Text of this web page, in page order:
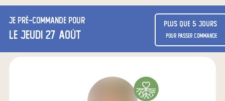
Je pré-commande pour
le jeudi 27 août
Plus que 5 jours
pour passer commande